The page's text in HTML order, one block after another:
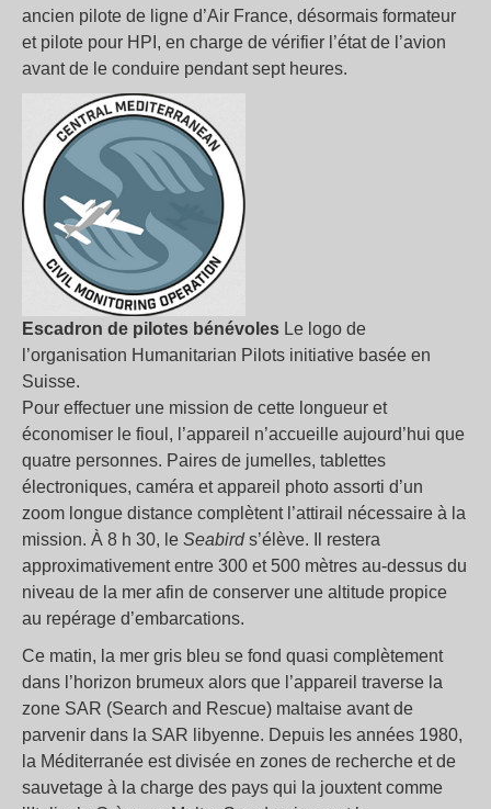
ancien pilote de ligne d’Air France, désormais formateur
et pilote pour HPI, en charge de vérifier l’état de l’avion
avant de le conduire pendant sept heures.
Escadron de pilotes bénévoles Le logo de
l’organisation Humanitarian Pilots initiative basée en
Suisse.
Pour effectuer une mission de cette longueur et
économiser le fioul, l’appareil n’accueille aujourd’hui que
quatre personnes. Paires de jumelles, tablettes
électroniques, caméra et appareil photo assorti d’un
zoom longue distance complètent l’attirail nécessaire à la
mission. À 8 h 30, le Seabirds’élève. Il restera
approximativement entre 300 et 500 mètres au-dessus du
niveau de la mer afin de conserver une altitude propice
au repérage d’embarcations.
Ce matin, la mer gris bleu se fond quasi complètement
dans l’horizon brumeux alors que l’appareil traverse la
zone SAR (Search and Rescue) maltaise avant de
parvenir dans la SAR libyenne. Depuis les années 1980,
la Méditerranée est divisée en zones de recherche et de
sauvetage à la charge des pays qui la jouxtent comme